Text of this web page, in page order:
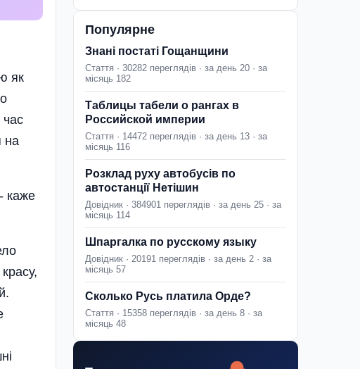
як
час
на
каже
Популярне
Знані постаті Гощанщини
Стаття · 30282 переглядів · за день 20 · за
місяць 182
Таблицы табели о рангах в
Российской империи
Стаття · 14472 переглядів · за день 13 · за
місяць 116
Розклад руху автобусів по
автостанції Нетішин
Довідник · 384901 переглядів · за день 25 · за
місяць 114
Шпаргалка по русскому языку
Довідник · 20191 переглядів · за день 2 · за
місяць 57
Сколько Русь платила Орде?
Стаття · 15358 переглядів · за день 8 · за
місяць 48